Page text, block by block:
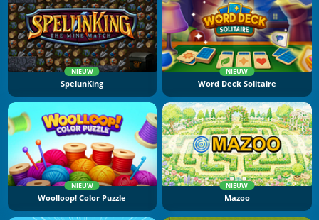
NIEUW
SpelunKing
NIEUW
Word Deck Solitaire
NIEUW
Woolloop! Color Puzzle
NIEUW
Mazoo